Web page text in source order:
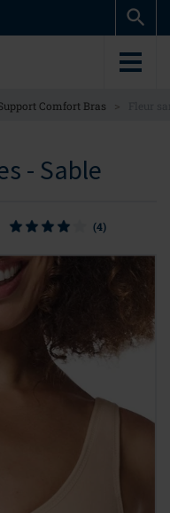
Comfort Bras >
- Sable
(4)